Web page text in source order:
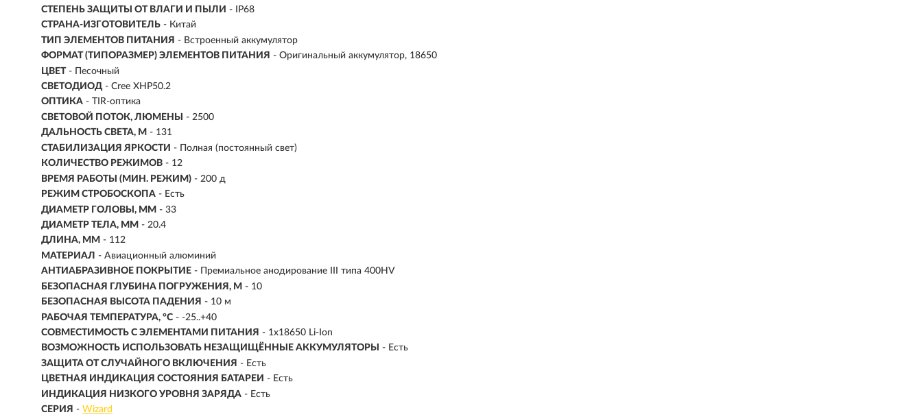
СТЕПЕНЬ ЗАЩИТЫ ОТ ВЛАГИ И ПЫЛИ - IP68
СТРАНА-ИЗГОТОВИТЕЛЬ - Китай
ТИП ЭЛЕМЕНТОВ ПИТАНИЯ - Встроенный аккумулятор
ФОРМАТ (ТИПОРАЗМЕР) ЭЛЕМЕНТОВ ПИТАНИЯ - Оригинальный аккумулятор, 18650
ЦВЕТ - Песочный
СВЕТОДИОД - Cree XHP50.2
ОПТИКА - TIR-оптика
СВЕТОВОЙ ПОТОК, ЛЮМЕНЫ
- 2500
ДАЛЬНОСТЬ СВЕТА, М - 131
СТАБИЛИЗАЦИЯ ЯРКОСТИ - Полная (постоянный свет)
КОЛИЧЕСТВО РЕЖИМОВ - 12
ВРЕМЯ РАБОТЫ (МИН. РЕЖИМ) - 200 д
РЕЖИМ СТРОБОСКОПА - Есть
ДИАМЕТР ГОЛОВЫ, ММ - 33
ДИАМЕТР ТЕЛА, ММ - 20.4
ДЛИНА, ММ - 112
МАТЕРИАЛ - Авиационный алюминий
АНТИАБРАЗИВНОЕ ПОКРЫТИЕ - Премиальное анодирование III типа 400HV
БЕЗОПАСНАЯ ГЛУБИНА ПОГРУЖЕНИЯ, М - 10
БЕЗОПАСНАЯ ВЫСОТА ПАДЕНИЯ - 10 м
РАБОЧАЯ ТЕМПЕРАТУРА, °C - -25..+40
СОВМЕСТИМОСТЬ С ЭЛЕМЕНТАМИ ПИТАНИЯ - 1x18650 Li-Ion
ВОЗМОЖНОСТЬ ИСПОЛЬЗОВАТЬ НЕЗАЩИЩЁННЫЕ АККУМУЛЯТОРЫ
- Есть
ЗАЩИТА ОТ СЛУЧАЙНОГО ВКЛЮЧЕНИЯ - Есть
ЦВЕТНАЯ ИНДИКАЦИЯ СОСТОЯНИЯ БАТАРЕИ - Есть
ИНДИКАЦИЯ НИЗКОГО УРОВНЯ ЗАРЯДА - Есть
СЕРИЯ - Wizard